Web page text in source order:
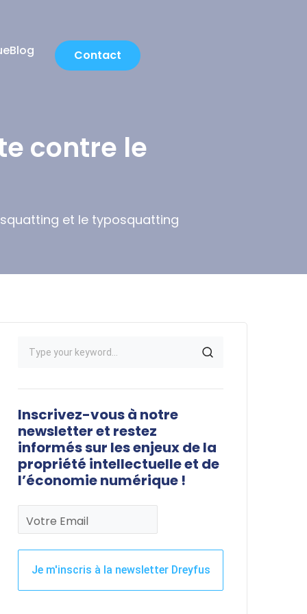
Blog Contact
contre le
et le typosquatting
Inscrivez-vous à notre
newsletter et restez
informés sur les enjeux de la
propriété intellectuelle et de
l’économie numérique !
Votre Email
Je m'inscris à la newsletter Dreyfus